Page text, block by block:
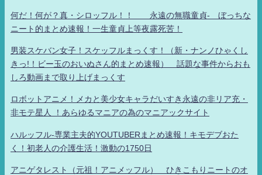
何だ！何が？真・シロッフル！！ 永遠の無職童貞- ぼっちな
ニート的まとめ速報！一生童貞上等夜露死苦！
男装スケバン女子！スケッフルまっくす！（新・ナンノひゃくし
きっ!！ビー玉のおいぬさん的まとめ速報） 話題な事件からおも
しろ動画まで取り上げまっくす
ロボットアニメ！メカと美少女キャラだいすき永遠の非リア充・
非モテ星人 ！あらゆるマニアの為のマニアックサイト
ハルッフル-専業主夫的YOUTUBERまとめ速報！キモデブおた
く！初老人の介護生活！激動の1750日
アニゲタレスト（元祖！アニメッフル） ひきこもりニートのオ